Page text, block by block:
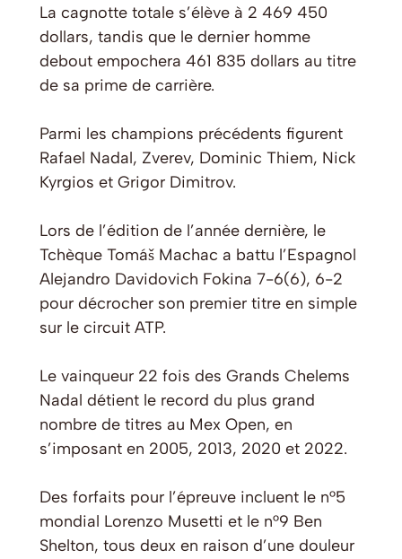
La cagnotte totale s’élève à 2 469 450
dollars, tandis que le dernier homme
debout empochera 461 835 dollars au titre
de sa prime de carrière.
Parmi les champions précédents figurent
Rafael Nadal, Zverev, Dominic Thiem, Nick
Kyrgios et Grigor Dimitrov.
Lors de l’édition de l’année dernière, le
Tchèque Tomáš Machac a battu l’Espagnol
Alejandro Davidovich Fokina 7-6(6), 6-2
pour décrocher son premier titre en simple
sur le circuit ATP.
Le vainqueur 22 fois des Grands Chelems
Nadal détient le record du plus grand
nombre de titres au Mex Open, en
s’imposant en 2005, 2013, 2020 et 2022.
Des forfaits pour l’épreuve incluent le n°5
mondial Lorenzo Musetti et le n°9 Ben
Shelton, tous deux en raison d’une douleur